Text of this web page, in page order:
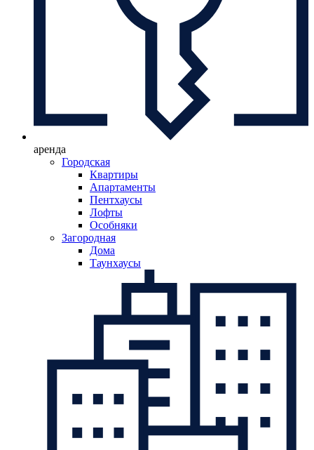
аренда
Городская
Квартиры
Апартаменты
Пентхаусы
Лофты
Особняки
Загородная
Дома
Таунхаусы